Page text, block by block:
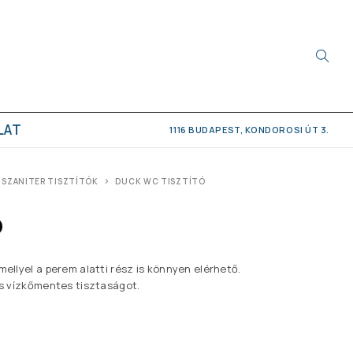
1116 BUDAPEST, KONDOROSI ÚT 3.
SZANITER TISZTÍTÓK DUCK WC TISZTÍTÓ
a perem alatti rész is könnyen elérhető.
vízkőmentes tisztaságot.